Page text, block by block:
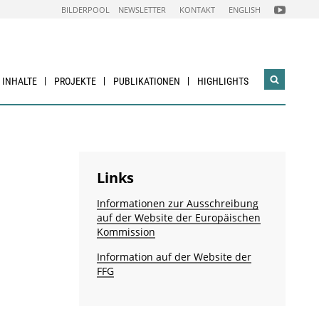
BILDERPOOL NEWSLETTER KONTAKT ENGLISH FOLGEN
SIE
INHALTE PROJEKTE PUBLIKATIONEN HIGHLIGHTS
Links
Informationen zur Ausschreibung
auf der Website der Europäischen
Kommission
Information auf der Website der
FFG